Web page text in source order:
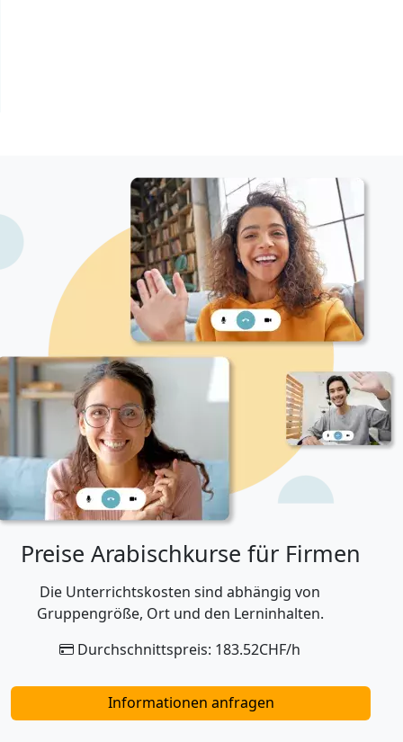
Preise Arabischkurse für Firmen
Die Unterrichtskosten sind abhängig von
Gruppengröße, Ort und den Lerninhalten.
Durchschnittspreis: 183.52CHF/h
Informationen anfragen